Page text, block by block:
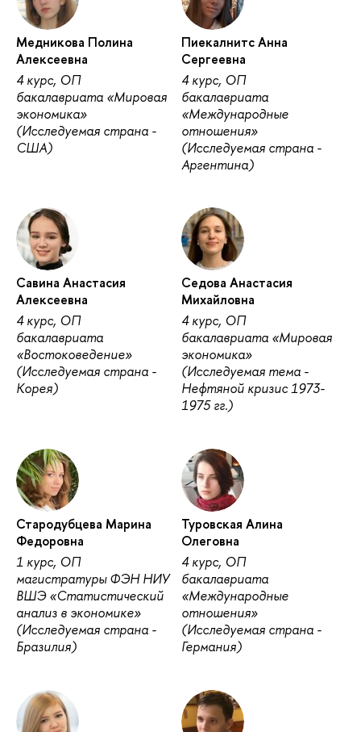
Медникова Полина
Алексеевна
4 курс, ОП
бакалавриата «Мировая
экономика»
(Исследуемая страна -
США)
Пиекалнитс Анна
Сергеевна
4 курс, ОП
бакалавриата
«Международные
отношения»
(Исследуемая страна -
Аргентина)
Савина Анастасия
Алексеевна
4 курс, ОП
бакалавриата
«Востоковедение»
(Исследуемая страна -
Корея)
Седова Анастасия
Михайловна
4 курс, ОП
бакалавриата «Мировая
экономика»
(Исследуемая тема -
Нефтяной кризис 1973-
1975 гг.)
Стародубцева Марина
Федоровна
1 курс, ОП
магистратуры ФЭН НИУ
ВШЭ «Статистический
анализ в экономике»
(Исследуемая страна -
Бразилия)
Туровская Алина
Олеговна
4 курс, ОП
бакалавриата
«Международные
отношения»
(Исследуемая страна -
Германия)